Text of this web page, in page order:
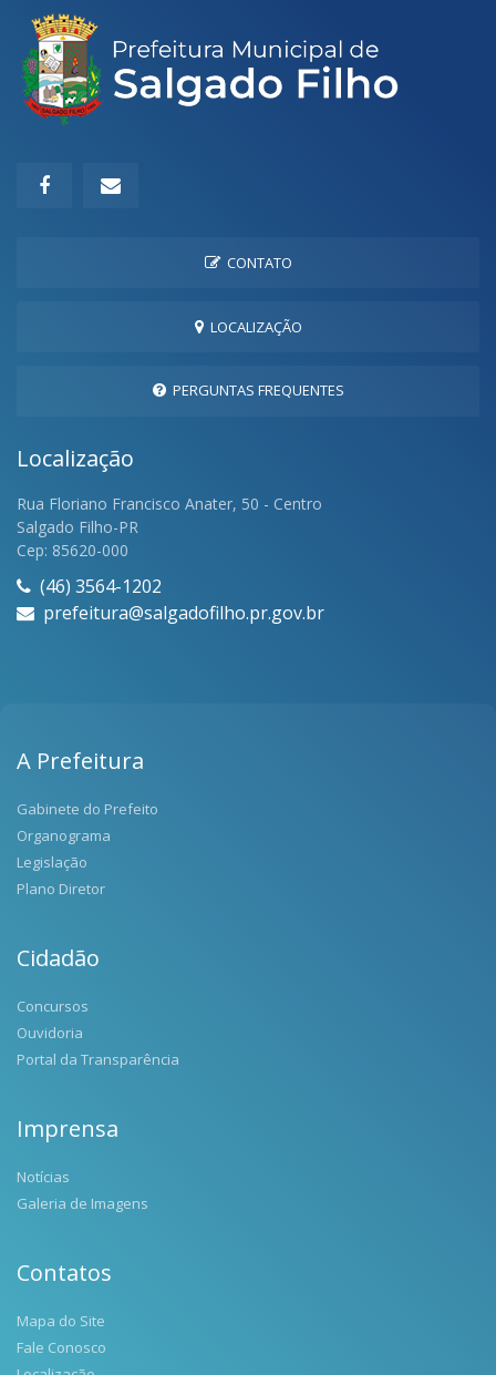
CONTATO
LOCALIZAÇÃO
PERGUNTAS FREQUENTES
Localização
Rua Floriano Francisco Anater, 50 - Centro
Salgado Filho-PR
Cep: 85620-000
(46) 3564-1202
prefeitura@salgadofilho.pr.gov.br
A Prefeitura
Gabinete do Prefeito
Organograma
Legislação
Plano Diretor
Cidadão
Concursos
Ouvidoria
Portal da Transparência
Imprensa
Notícias
Galeria de Imagens
Contatos
Mapa do Site
Fale Conosco